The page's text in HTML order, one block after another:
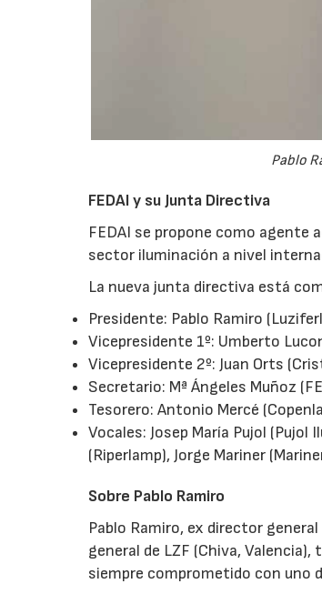
Pablo
FEDAI y su Junta Directiva
FEDAI se propone como agente
sector iluminación a nivel
La nueva junta directiva está
Presidente: Pablo Ramiro
Vicepresidente 1º: Umberto
Vicepresidente 2º: Juan Orts
Secretario: Mª Ángeles Muñoz
Tesorero: Antonio Mercé
Vocales: Josep María Pujol (Pujol
(Riperlamp), Jorge Mariner
Sobre Pablo Ramiro
Pablo Ramiro, ex director
general de LZF (Chiva,
siempre comprometido con uno